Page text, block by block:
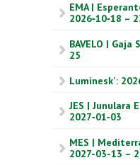
EMA |
2026‑10‑18 –
BAVELO |
25
Luminesk':
JES | Junulara
2027‑01‑03
MES |
2027-03-13 –